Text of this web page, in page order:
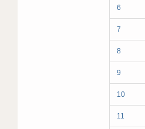
6
7
8
9
10
11